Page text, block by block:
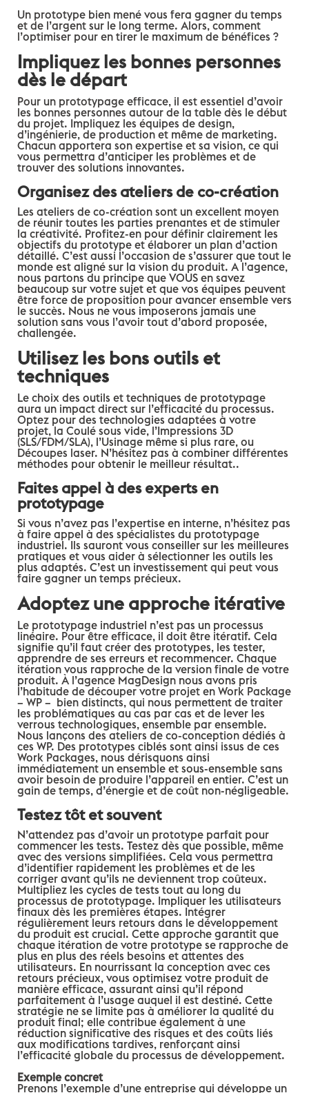
Un prototype bien mené vous fera gagner du temps
et de l’argent sur le long terme. Alors, comment
l’optimiser pour en tirer le maximum de bénéfices ?
Impliquez les bonnes personnes
dès le départ
Pour un prototypage efficace, il est essentiel d’avoir
les bonnes personnes autour de la table dès le début
du projet. Impliquez les équipes de design,
d’ingénierie, de production et même de marketing.
Chacun apportera son expertise et sa vision, ce qui
vous permettra d’anticiper les problèmes et de
trouver des solutions innovantes.
Organisez des ateliers de co-création
Les ateliers de co-création sont un excellent moyen
de réunir toutes les parties prenantes et de stimuler
la créativité. Profitez-en pour définir clairement les
objectifs du prototype et élaborer un plan d’action
détaillé. C’est aussi l’occasion de s’assurer que tout le
monde est aligné sur la vision du produit. A l’agence,
nous partons du principe que VOUS en savez
beaucoup sur votre sujet et que vos équipes peuvent
être force de proposition pour avancer ensemble vers
le succès. Nous ne vous imposerons jamais une
solution sans vous l’avoir tout d’abord proposée,
challengée.
Utilisez les bons outils et
techniques
Le choix des outils et techniques de prototypage
aura un impact direct sur l’efficacité du processus.
Optez pour des technologies adaptées à votre
projet, la Coulé sous vide, l’Impressions 3D
(SLS/FDM/SLA), l’Usinage même si plus rare, ou
Découpes laser. N’hésitez pas à combiner différentes
méthodes pour obtenir le meilleur résultat..
Faites appel à des experts en
prototypage
Si vous n’avez pas l’expertise en interne, n’hésitez pas
à faire appel à des spécialistes du prototypage
industriel. Ils sauront vous conseiller sur les meilleures
pratiques et vous aider à sélectionner les outils les
plus adaptés. C’est un investissement qui peut vous
faire gagner un temps précieux.
Adoptez une approche itérative
Le prototypage industriel n’est pas un processus
linéaire. Pour être efficace, il doit être itératif. Cela
signifie qu’il faut créer des prototypes, les tester,
apprendre de ses erreurs et recommencer. Chaque
itération vous rapproche de la version finale de votre
produit. À l’agence MagDesign nous avons pris
l’habitude de découper votre projet en Work Package
– WP – bien distincts, qui nous permettent de traiter
les problématiques au cas par cas et de lever les
verrous technologiques, ensemble par ensemble.
Nous lançons des ateliers de co-conception dédiés à
ces WP. Des prototypes ciblés sont ainsi issus de ces
Work Packages, nous dérisquons ainsi
immédiatement un ensemble et sous-ensemble sans
avoir besoin de produire l’appareil en entier. C’est un
gain de temps, d’énergie et de coût non-négligeable.
Testez tôt et souvent
N’attendez pas d’avoir un prototype parfait pour
commencer les tests. Testez dès que possible, même
avec des versions simplifiées. Cela vous permettra
d’identifier rapidement les problèmes et de les
corriger avant qu’ils ne deviennent trop coûteux.
Multipliez les cycles de tests tout au long du
processus de prototypage. Impliquer les utilisateurs
finaux dès les premières étapes. Intégrer
régulièrement leurs retours dans le développement
du produit est crucial. Cette approche garantit que
chaque itération de votre prototype se rapproche de
plus en plus des réels besoins et attentes des
utilisateurs. En nourrissant la conception avec ces
retours précieux, vous optimisez votre produit de
manière efficace, assurant ainsi qu’il répond
parfaitement à l’usage auquel il est destiné. Cette
stratégie ne se limite pas à améliorer la qualité du
produit final; elle contribue également à une
réduction significative des risques et des coûts liés
aux modifications tardives, renforçant ainsi
l’efficacité globale du processus de développement.
Exemple concret
Prenons l’exemple d’une entreprise qui développe un